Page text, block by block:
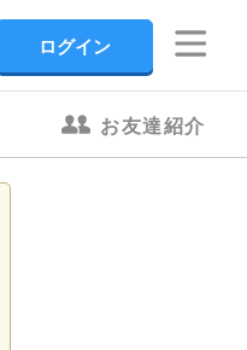
ログイン
お友達紹介